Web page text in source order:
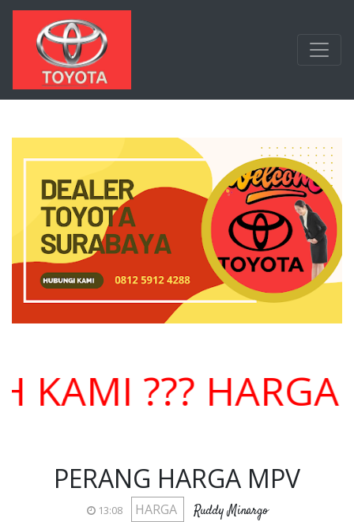
Langsung ke konten utama
??? HARGA
PERANG HARGA MPV
13:08 HARGA Ruddy Minargo